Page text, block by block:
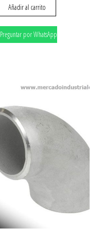
Añadir al carrito
Preguntar por WhatsApp